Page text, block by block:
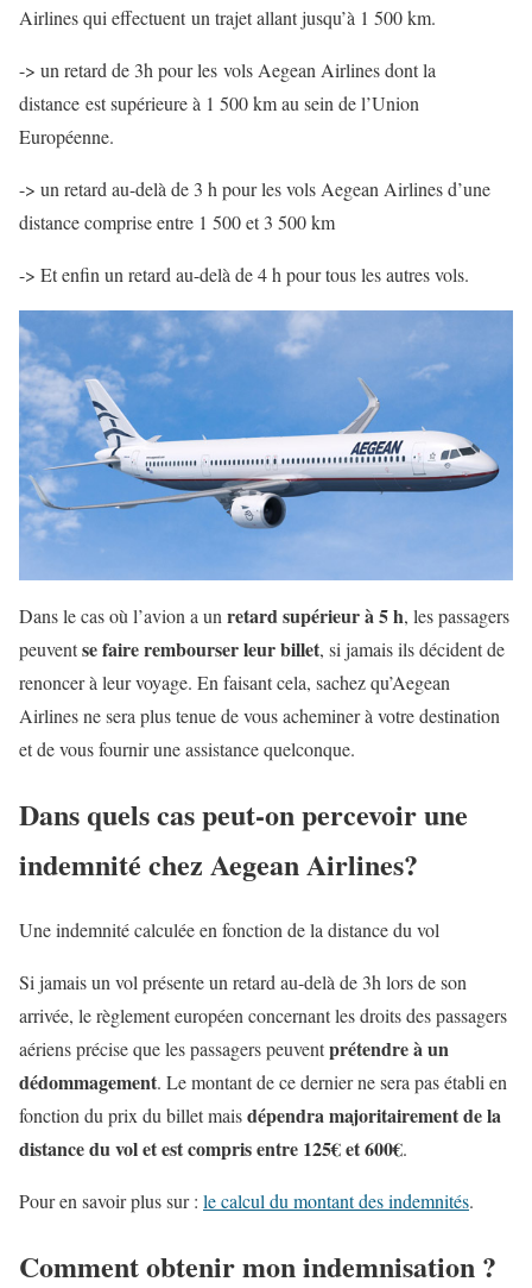
Airlines qui effectuent un trajet allant jusqu’à 1 500 km.
-> un retard de 3h pour les vols Aegean Airlines dont la
distance est supérieure à 1 500 km au sein de l’Union
Européenne.
-> un retard au-delà de 3 h pour les vols Aegean Airlines d’une
distance comprise entre 1 500 et 3 500 km
-> Et enfin un retard au-delà de 4 h pour tous les autres vols.
Dans le cas où l’avion a un retard supérieur à 5 h, les passagers
peuventse faire rembourser leur billet, si jamais ils décident de
renoncer à leur voyage. En faisant cela, sachez qu’Aegean
Airlines ne sera plus tenue de vous acheminer à votre destination
et de vous fournir une assistance quelconque.
Dans quels cas peut-on percevoir une
indemnité chez Aegean Airlines?
Une indemnité calculée en fonction de la distance du vol
Si jamais un vol présente un retard au-delà de 3h lors de son
arrivée, le règlement européen concernant les droits des passagers
aériens précise que les passagers peuventprétendre à un
dédommagement. Le montant de ce dernier ne sera pas établi en
fonction du prix du billet maisdépendra majoritairement de la
distance du vol et est compris entre 125€ et 600€.
Pour en savoir plus sur : le calcul du montant des indemnités.
Comment obtenir mon indemnisation ?